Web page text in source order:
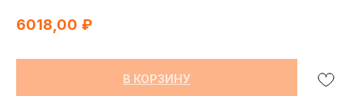
6018,00 ₽
В КОРЗИНУ